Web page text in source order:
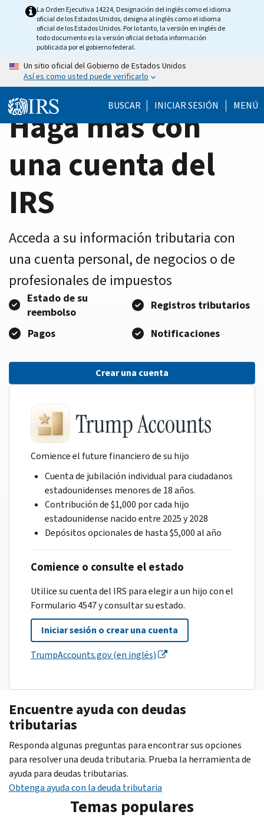
HomeLa Orden Ejecutiva 14224, Designación del inglés como el idioma
oficial de los Estados Unidos, designa al inglés como el idioma
oficial de los Estados Unidos. Por lo tanto, la versión en inglés de
todo documento es la versión oficial de toda información
publicada por el gobierno federal.
Un sitio oficial del Gobierno de Estados Unidos
Así es como usted puede verificarlo
BUSCAR INICIAR SESIÓN MENÚ
Haga más con
una cuenta del
IRS
Acceda a su información tributaria con
una cuenta personal, de negocios o de
profesionales de impuestos
Estado de su
reembolso
Registros tributarios
Pagos
Notificaciones
Crear una cuenta
Comience el future financiero de su hijo
Cuenta de jubilación individual para ciudadanos
estadounidenses menores de 18 años.
Contribución de $1,000 por cada hijo
estadounidense nacido entre 2025 y 2028
Depósitos opcionales de hasta $5,000 al año
Comience o consulte el estado
Utilice su cuenta del IRS para elegir a un hijo con el
Formulario 4547 y consultar su estado.
Iniciar sesión o crear una cuenta
TrumpAccounts.gov (en inglés)
Encuentre ayuda con deudas
tributarias
Responda algunas preguntas para encontrar sus opciones
para resolver una deuda tributaria. Prueba la herramienta de
ayuda para deudas tributarias.
Obtenga ayuda con la deuda tributaria
Temas populares